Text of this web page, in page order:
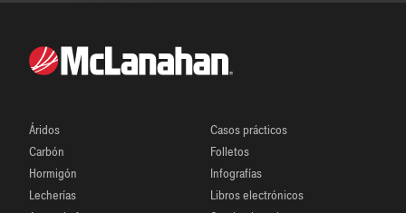
Áridos
Carbón
Hormigón
Lecherías
Casos prácticos
Folletos
Infografías
Libros electrónicos